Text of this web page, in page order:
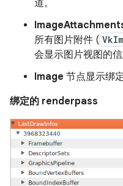
道。
所有图片附件 (
会显示图片视图的信
Image 节点显示绑
绑定的 renderpass